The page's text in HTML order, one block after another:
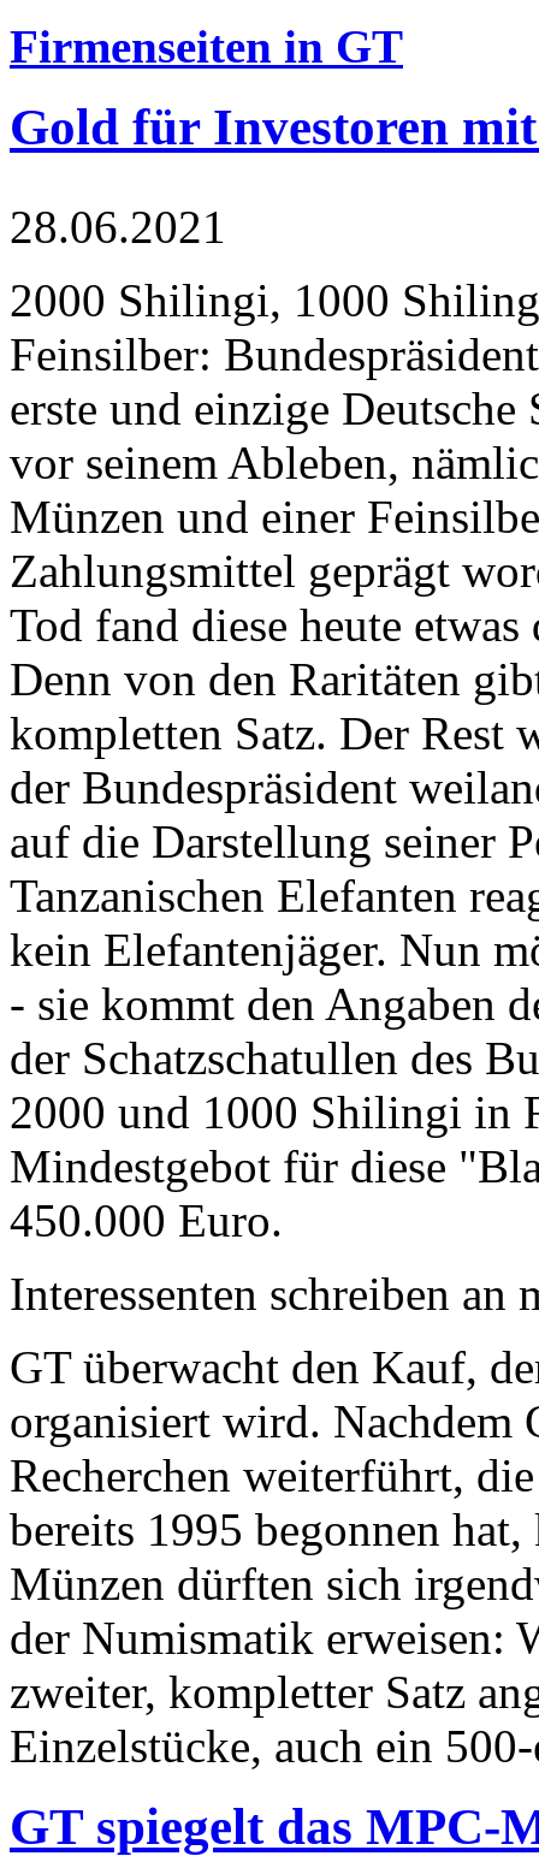
Firmenseiten in GT
Gold für Investoren
28.06.2021
2000 Shilingi, 1000
Feinsilber:
erste und einzige Deutsche
vor seinem Ableben,
Münzen und einer
Zahlungsmittel geprägt
Tod fand diese heute
Denn von den Raritäten
kompletten Satz. Der Rest
der Bundespräsident
auf die Darstellung seiner
Tanzanischen Elefanten
kein Elefantenjäger. Nun
- sie kommt den Angaben
der Schatzschatullen des
2000 und 1000 Shilingi in
Mindestgebot für diese
450.000 Euro.
Interessenten schreiben
GT überwacht den Kauf,
organisiert wird. Nachdem
Recherchen weiterführt,
bereits 1995 begonnen
Münzen dürften sich
der Numismatik erweisen:
zweiter, kompletter Satz
Einzelstücke, auch ein
GT spiegelt das MPC-